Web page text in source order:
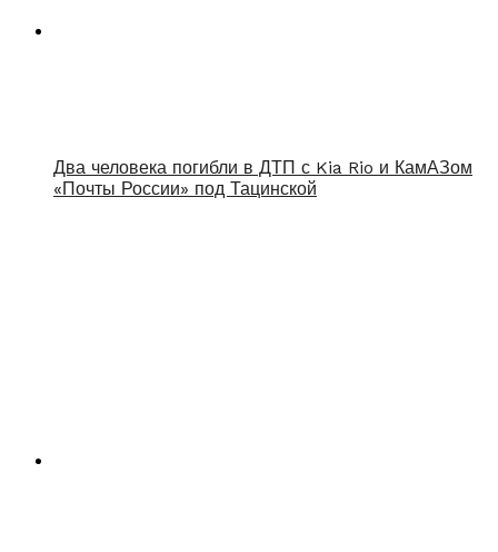
Два человека погибли в ДТП с Kia Rio и КамАЗом
«Почты России» под Тацинской